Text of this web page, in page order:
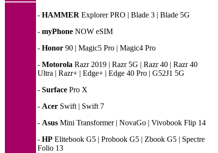
- HAMMER Explorer PRO | Blade 3 | Blade 5G
- myPhone NOW eSIM
- Honor 90 | Magic5 Pro | Magic4 Pro
- Motorola Razr 2019 | Razr 5G | Razr 40 | Razr 40
Ultra | Razr+ | Edge+ | Edge 40 Pro | G52J1 5G
- Surface Pro X
- Acer Swift | Swift 7
- Asus Mini Transformer | NovaGo | Vivobook Flip 14
- HP Elitebook G5 | Probook G5 | Zbook G5 | Spectre
Folio 13